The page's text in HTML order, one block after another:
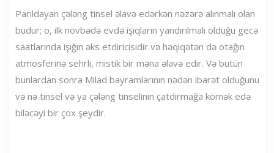
Parıldayan çələng tinsel əlavə edərkən nəzərə alınmalı olan
budur; o, ilk növbədə evdə işıqların yandırılmalı olduğu gecə
saatlarında işığın əks etdiricisidir və həqiqətən də otağın
atmosferinə sehrli, mistik bir məna əlavə edir. Və bütün
bunlardan sonra Milad bayramlarının nədən ibarət olduğunu
və nə tinsel və ya çələng tinselinin çatdırmağa kömək edə
biləcəyi bir çox şeydir.